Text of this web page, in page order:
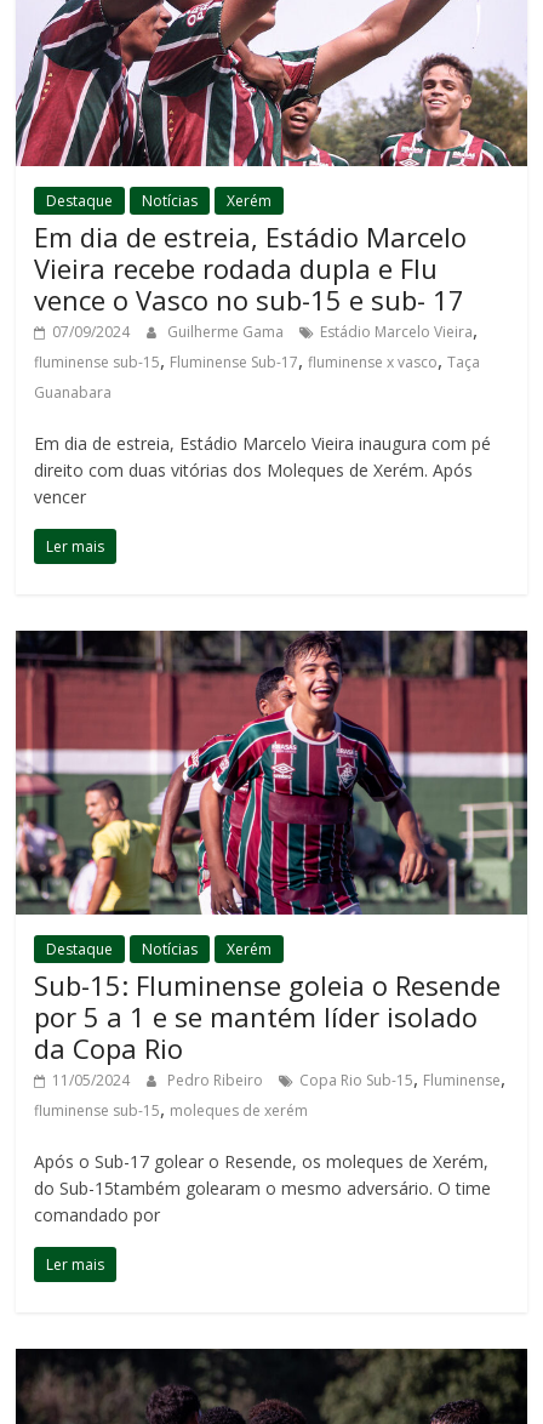
Destaque Notícias Xerém
Em dia de estreia, Estádio Marcelo
Vieira recebe rodada dupla e Flu
vence o Vasco no sub-15 e sub- 17
07/09/2024 Guilherme Gama Estádio Marcelo Vieira,
fluminense sub-15, Fluminense Sub-17,fluminense x vasco,Taça
Guanabara
Em dia de estreia, Estádio Marcelo Vieira inaugura com pé
direito com duas vitórias dos Moleques de Xerém. Após
vencer
Ler mais
Destaque Notícias Xerém
Sub-15: Fluminense goleia o Resende
por 5 a 1 e se mantém líder isolado
da Copa Rio
11/05/2024 Pedro Ribeiro Copa Rio Sub-15, Fluminense,
fluminense sub-15, moleques de xerém
Após o Sub-17 golear o Resende, os moleques de Xerém,
do Sub-15também golearam o mesmo adversário. O time
comandado por
Ler mais